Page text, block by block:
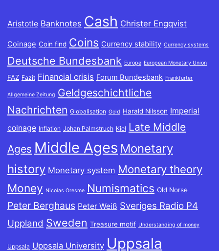
Aristotle Banknotes Cash Christer Engqvist
Coinage Coin find Coins Currency stability Currency systems
Deutsche Bundesbank Europe European Monetary Union
FAZ Fazit Financial crisis Forum Bundesbank Frankfurter
Allgemeine Zeitung Geldgeschichtliche
Nachrichten Globalisation Gold Harald Nilsson Imperial
coinage Inflation Johan Palmstruch Kiel Late Middle
Ages Middle Ages Monetary
history Monetary system Monetary theory
Money Nicolas Oresme Numismatics Old Norse
Peter Berghaus Peter Weiß Sveriges Radio P4
Uppland Sweden Treasure motif Understanding of money
Uppsala Uppsala University Uppsala